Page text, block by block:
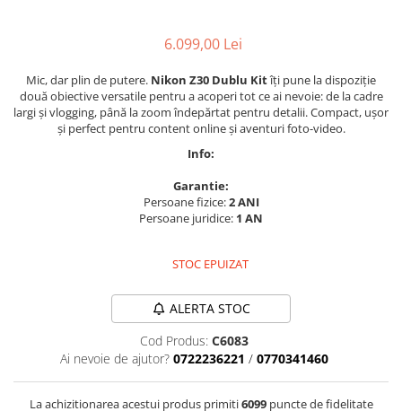
Inele reductii obiective
Curatare si intretinere
Blitz-uri circulare (Macro)
Cabluri si Patine Sincron
Alimentare auxiliara blitz
Protectie patina apa, ploaie
6.099,00 Lei
Mic, dar plin de putere. Nikon Z30 Dublu Kitîți pune la dispoziție
două obiective versatile pentru a acoperi tot ce ai nevoie: de la cadre
largi și vlogging, până la zoom îndepărtat pentru detalii. Compact, ușor
și perfect pentru content online și aventuri foto-video.
Info:
Garantie:
Persoane fizice:2 ANI
Persoane juridice: 1 AN
STOC EPUIZAT
ALERTA STOC
Cod Produs: C6083
Ai nevoie de ajutor? 0722236221 / 0770341460
La achizitionarea acestui produs primiti6099puncte de fidelitate